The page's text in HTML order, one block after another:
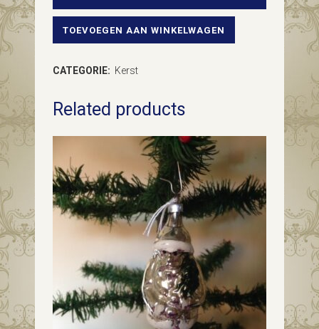
Antieke
framboos
van
vliesdun
glas
van
rond
TOEVOEGEN AAN WINKELWAGEN
CATEGORIE: Kerst
Related products